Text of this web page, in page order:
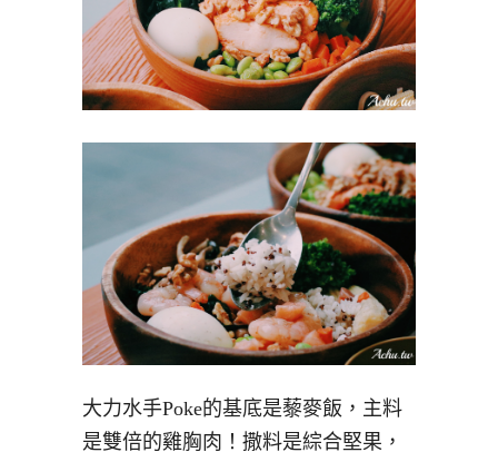
大力水手Poke的基底是藜麥飯，主料
是雙倍的雞胸肉！撒料是綜合堅果，